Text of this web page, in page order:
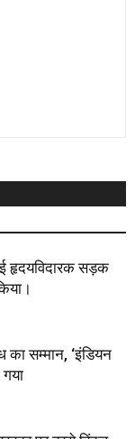
हृदयविदारक सड़क
सम्मान, ‘इंडियन